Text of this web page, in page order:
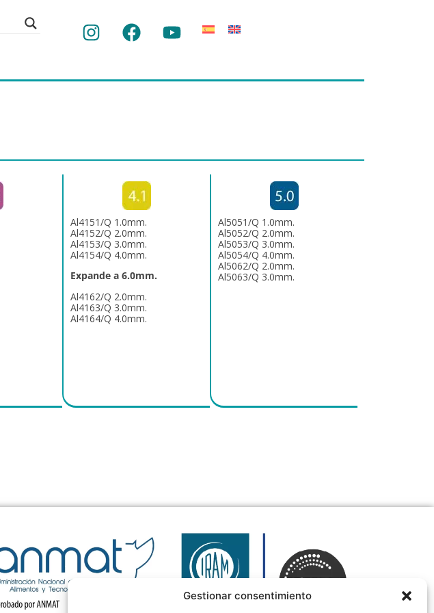
Gestionar consentimiento
Al4151/Q 1.0mm.
Al4152/Q 2.0mm.
Al4153/Q 3.0mm.
Al4154/Q 4.0mm.
Expande a 6.0mm.
Al4162/Q 2.0mm.
Al4163/Q 3.0mm.
Al4164/Q 4.0mm.
Al5051/Q 1.0mm.
Al5052/Q 2.0mm.
Al5053/Q 3.0mm.
Al5054/Q 4.0mm.
Al5062/Q 2.0mm.
Al5063/Q 3.0mm.